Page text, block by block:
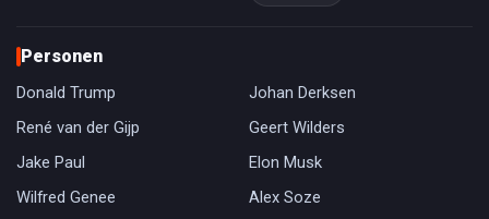
Personen
Donald Trump
Johan Derksen
René van der Gijp
Geert Wilders
Jake Paul
Elon Musk
Wilfred Genee
Alex Soze